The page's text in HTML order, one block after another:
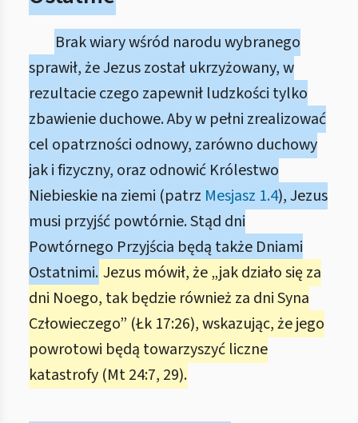
Brak wiary wśród narodu wybranego
sprawił, że Jezus został ukrzyżowany, w
rezultacie czego zapewnił ludzkości tylko
zbawienie duchowe. Aby w pełni zrealizować
cel opatrzności odnowy, zarówno duchowy
jak i fizyczny, oraz odnowić Królestwo
Niebieskie na ziemi (patrz Mesjasz 1.4), Jezus
musi przyjść powtórnie. Stąd dni
Powtórnego Przyjścia będą także Dniami
Ostatnimi. Jezus mówił, że „jak działo się za
dni Noego, tak będzie również za dni Syna
Człowieczego” (Łk 17:26), wskazując, że jego
powrotowi będą towarzyszyć liczne
katastrofy (Mt 24:7, 29).